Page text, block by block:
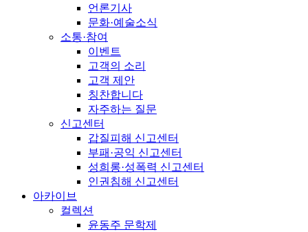
언론기사
문화·예술소식
소통·참여
이벤트
고객의 소리
고객 제안
칭찬합니다
자주하는 질문
신고센터
갑질피해 신고센터
부패·공익 신고센터
성희롱·성폭력 신고센터
인권침해 신고센터
아카이브
컬렉션
윤동주 문학제